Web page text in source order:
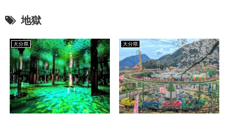
地獄
大分県 大分県